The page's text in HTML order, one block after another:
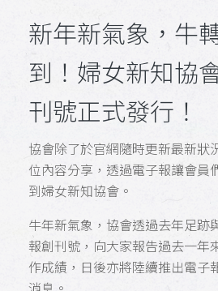
新年新氣象，牛
到！婦女新知協
刊號正式發行！
協會除了於官網隨時更新最新狀
位內容分享，透過電子報讓會員
到婦女新知協會。
牛年新氣象，協會透過去年足跡
報創刊號，向大家報告過去一年
作成績，日後亦將陸續推出電子